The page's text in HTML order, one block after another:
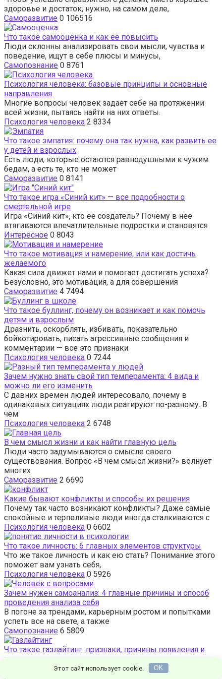
здоровье и достаток, нужно, на самом деле,
Саморазвитие 0 106516
Что такое самооценка и как ее повысить
Люди склонны анализировать свои мысли, чувства и
поведение, ищут в себе плюсы и минусы,
Самопознание 0 8761
Психология человека: базовые принципы и основные
направления
Многие вопросы человек задает себе на протяжении
всей жизни, пытаясь найти на них ответы.
Психология человека 2 8334
Что такое эмпатия: почему она так нужна, как развить ее
у детей и взрослых
Есть люди, которые остаются равнодушными к чужим
бедам, а есть те, кто не может
Саморазвитие 0 8141
Что такое игра «Синий кит» — все подробности о
смертельной игре
Игра «Синий кит», кто ее создатель? Почему в нее
втягиваются впечатлительные подростки и становятся
Интересное 0 8043
Что такое мотивация и намерение, или как достичь
желаемого
Какая сила движет нами и помогает достигать успеха?
Безусловно, это мотивация, а для совершения
Саморазвитие 4 7494
Что такое буллинг, почему он возникает и как помочь
детям и взрослым
Дразнить, оскорблять, избивать, показательно
бойкотировать, писать агрессивные сообщения и
комментарии — все это признаки
Психология человека 0 7244
Зачем нужно знать свой тип темперамента: 4 вида и
можно ли его изменить
С давних времен людей интересовало, почему в
одинаковых ситуациях люди реагируют по-разному. В
чем
Психология человека 2 6748
В чем смысл жизни и как найти главную цель
Люди часто задумываются о смысле своего
существования. Вопрос «В чем смысл жизни?» волнует
многих
Саморазвитие 2 6690
Какие бывают конфликты и способы их решения
Почему так часто возникают конфликты? Даже самые
спокойные и терпеливые люди иногда сталкиваются с
Психология человека 0 6602
Что такое личность: 6 главных элементов структуры
Что же такое личность и как ею стать? Понимание этого
поможет вам узнать себя,
Психология человека 0 5926
Зачем нужен самоанализ: 4 главные причины и способ
проведения анализа себя
В погоне за трендами, карьерным ростом и попытками
успеть все на свете, а также
Самопознание 6 5809
Что такое газлайтинг: признаки, причины появления и
как ему противостоять
Некоторые люди оставляют после себя неприятное
Этот сайт использует cookie. OK